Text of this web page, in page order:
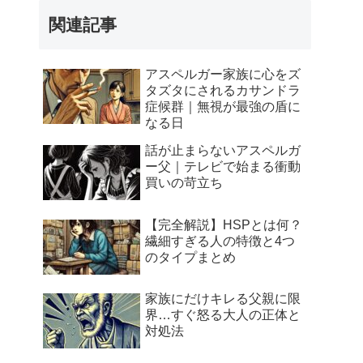
関連記事
アスペルガー家族に心をズ
タズタにされるカサンドラ
症候群｜無視が最強の盾に
なる日
話が止まらないアスペルガ
ー父｜テレビで始まる衝動
買いの苛立ち
【完全解説】HSPとは何？
繊細すぎる人の特徴と4つ
のタイプまとめ
家族にだけキレる父親に限
界…すぐ怒る大人の正体と
対処法